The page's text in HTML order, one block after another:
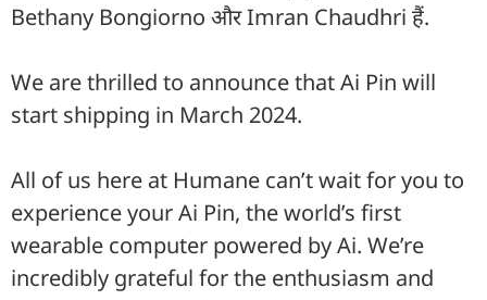
Bethany Bongiorno और Imran Chaudhri हैं.
We are thrilled to announce that Ai Pin will
start shipping in March 2024.
All of us here at Humane can’t wait for you to
experience your Ai Pin, the world’s first
wearable computer powered by Ai. We’re
incredibly grateful for the enthusiasm and